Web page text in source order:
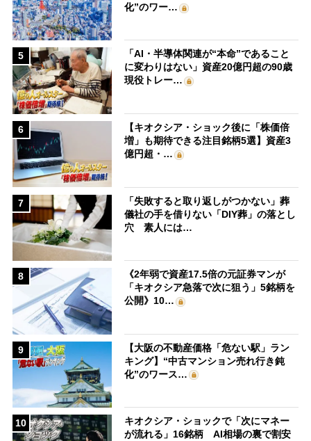
化”のワー…
5
「AI・半導体関連が“本命”であること
に変わりはない」資産20億円超の90歳
現役トレー…
6
【キオクシア・ショック後に「株価倍
増」も期待できる注目銘柄5選】資産3
億円超・…
7
「失敗すると取り返しがつかない」葬
儀社の手を借りない「DIY葬」の落とし
穴 素人には…
8
《2年弱で資産17.5倍の元証券マンが
「キオクシア急落で次に狙う」5銘柄を
公開》10…
9
【大阪の不動産価格「危ない駅」ラン
キング】“中古マンション売れ行き鈍
化”のワース…
10
キオクシア・ショックで「次にマネー
が流れる」16銘柄 AI相場の裏で割安